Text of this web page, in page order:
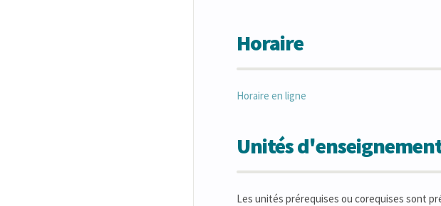
Horaire
Horaire en ligne
Unités
Les unités prérequises ou corequises sont